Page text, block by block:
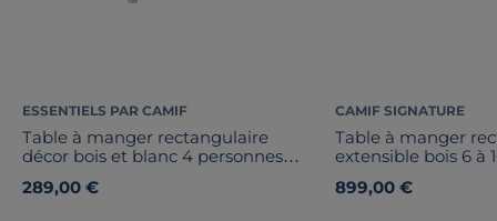
ESSENTIELS PAR CAMIF
Table à manger rectangulaire
décor bois et blanc 4 personnes
289,00 €
CAMIF SIGNATURE
Table à manger
extensible bois 6 à
899,00 €